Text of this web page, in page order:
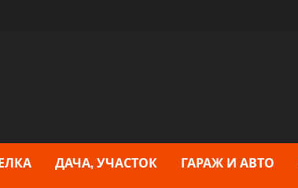
ДАЧА, УЧАСТОК ГАРАЖ И АВТО